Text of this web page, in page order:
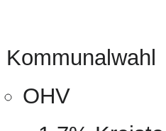
Kommunalwahl
OHV